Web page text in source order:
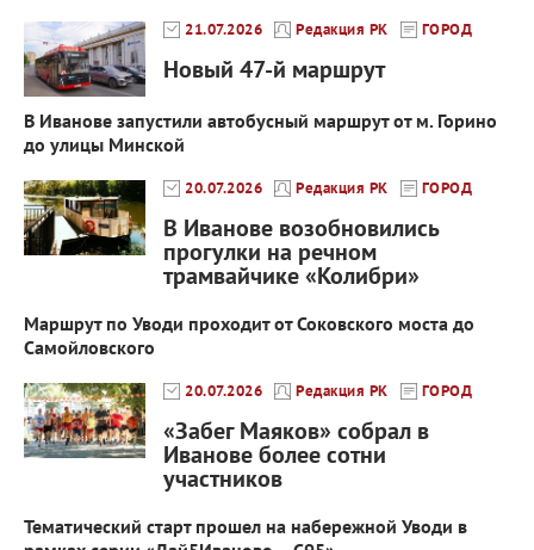
21.07.2026 Редакция РК ГОРОД
Новый 47-й маршрут
В Иванове запустили автобусный маршрут от м. Горино
до улицы Минской
20.07.2026 Редакция РК ГОРОД
В Иванове возобновились
прогулки на речном
трамвайчике «Колибри»
Маршрут по Уводи проходит от Соковского моста до
Самойловского
20.07.2026 Редакция РК ГОРОД
«Забег Маяков» собрал в
Иванове более сотни
участников
Тематический старт прошел на набережной Уводи в